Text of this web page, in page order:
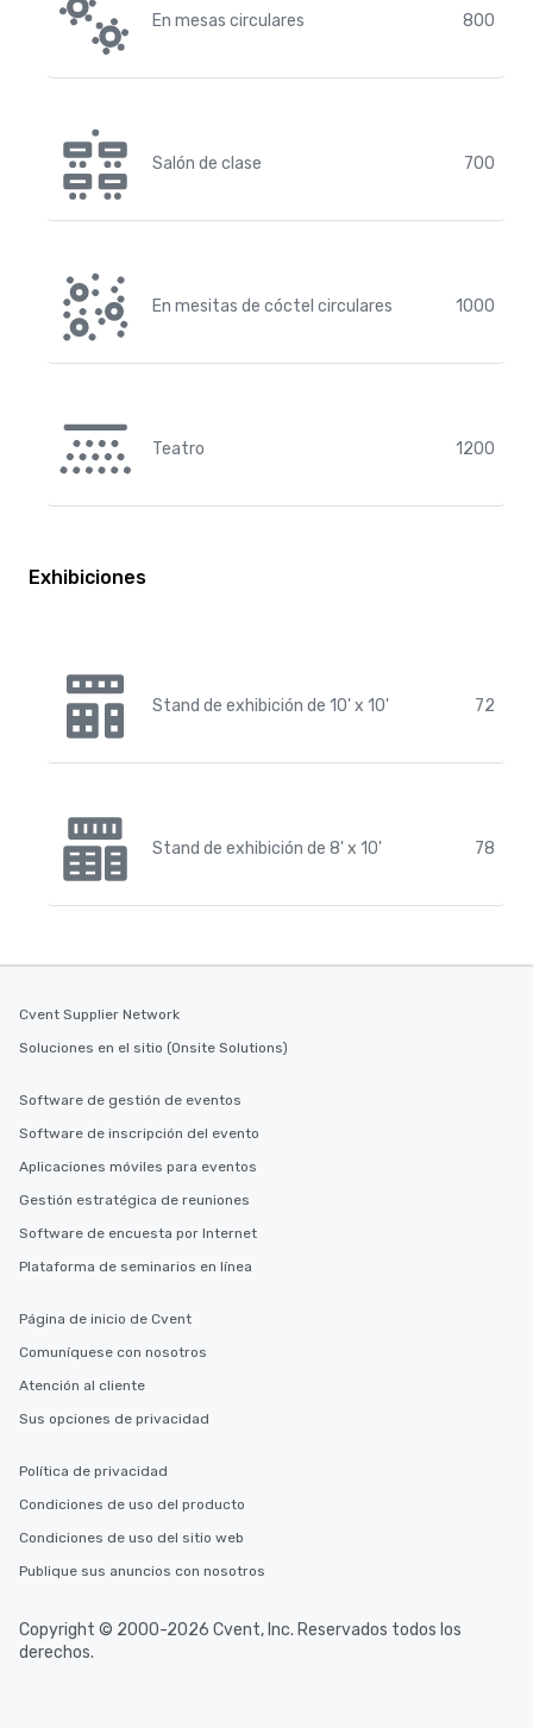
En mesas circulares 800
Salón de clase 700
En mesitas de cóctel circulares 1000
Teatro 1200
Exhibiciones
Stand de exhibición de 10' x 10' 72
Stand de exhibición de 8' x 10' 78
Cvent Supplier Network
Soluciones en el sitio (Onsite Solutions)
Software de gestión de eventos
Software de inscripción del evento
Aplicaciones móviles para eventos
Gestión estratégica de reuniones
Software de encuesta por Internet
Plataforma de seminarios en línea
Página de inicio de Cvent
Comuníquese con nosotros
Atención al cliente
Sus opciones de privacidad
Política de privacidad
Condiciones de uso del producto
Condiciones de uso del sitio web
Publique sus anuncios con nosotros
Copyright © 2000-2026 Cvent, Inc. Reservados todos los
derechos.